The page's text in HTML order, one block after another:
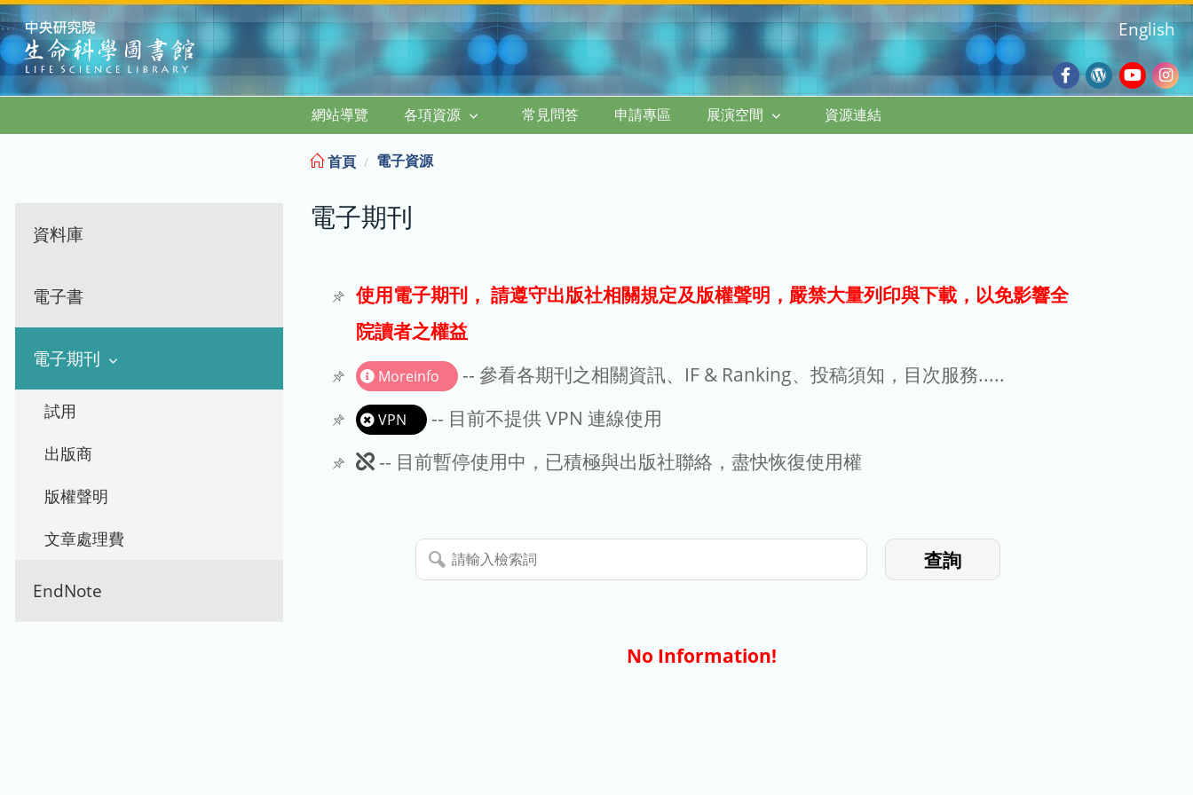
:::
Facebook
Wordpress
Blog
English
網站導覽 各項資源 常見問答 申請專區 展演空間 資源連結
資料庫
電子書
電子期刊
試用
出版商
版權聲明
文章處理費
EndNote
首頁 電子資源
電子期刊
使用電子期刊， 請遵守出版社相關規定及版權聲明，嚴禁大量列印與下載，以免影響全
院讀者之權益
Moreinfo -- 參看各期刊之相關資訊、IF & Ranking、投稿須知，目次服務.....
VPN
-- 目前不提供 VPN 連線使用
此
-- 目前暫停使用中，已積極與出版社聯絡，盡快恢復使用權
請
輸
查詢
No Information!